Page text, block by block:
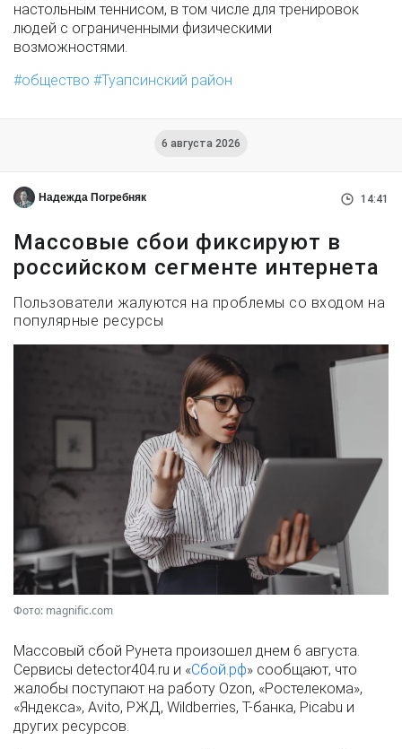
настольным теннисом, в том числе для тренировок
людей с ограниченными физическими
возможностями.
общество
Туапсинский район
6 августа 2026
Надежда Погребняк 14:41
Массовые сбои фиксируют в
российском сегменте интернета
Пользователи жалуются на проблемы со входом на
популярные ресурсы
Фото: magnific.com
Массовый сбой Рунета произошел днем 6 августа.
Сервисы detector404.ru и «Сбой.рф» сообщают, что
жалобы поступают на работу Ozon, «Ростелекома»,
«Яндекса», Avito, РЖД, Wildberries, Т-банка, Picabu и
других ресурсов.